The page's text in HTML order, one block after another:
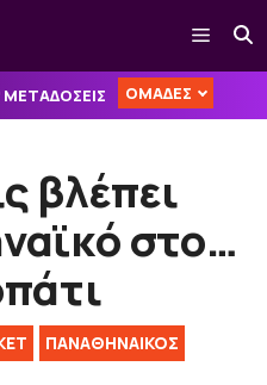
Μενού
ΜΕΤΑΔΟΣΕΙΣ ΟΜΑΔΕΣ
βλέπει
στο…
ΠΑΝΑΘΗΝΑΙΚΟΣ